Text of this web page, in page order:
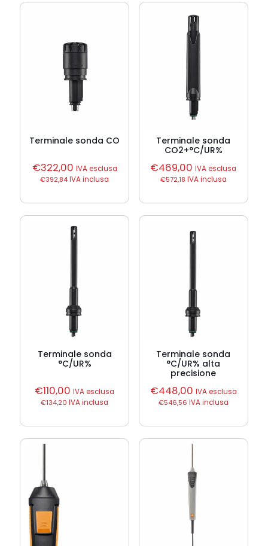
Terminale sonda CO
€322,00 IVA esclusa
€392,84IVA inclusa
Terminale sonda
CO2+°C/UR%
€469,00 IVA esclusa
€572,18 IVA inclusa
Terminale sonda
°C/UR%
€110,00 IVA esclusa
€134,20 IVA inclusa
Terminale sonda
°C/UR% alta
precisione
€448,00 IVA esclusa
€546,56 IVA inclusa